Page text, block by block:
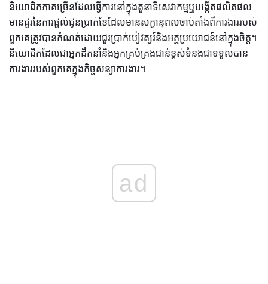
និយោជិកភាគច្រើនដែលធ្វើការនៅក្នុងតួនាទីសេវាកម្មឬបង្កើតផលិតផល
មានជួរនៃការផ្តល់ជូនប្រាក់ខែដែលមានសក្តានុពលចាប់តាំងពីការងាររបស់
ពួកគេត្រូវបានកំណត់ដោយជួរប្រាក់បៀវត្សរ៍និងអត្ថប្រយោជន៍នៅក្នុងចិត្ត។
និយោជិកដែលជាអ្នកដឹកនាំនិងអ្នកគ្រប់គ្រងជាន់ខ្ពស់ទំនងជាទទួលបាន
ការងាររបស់ពួកគេក្នុងកិច្ចសន្យាការងារ។
ad